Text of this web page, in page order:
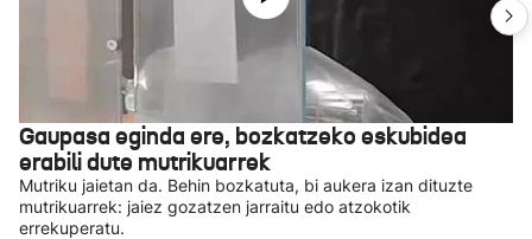
Gaupasa eginda ere, bozkatzeko eskubidea
erabili dute mutrikuarrek
Mutriku jaietan da. Behin bozkatuta, bi aukera izan dituzte
mutrikuarrek: jaiez gozatzen jarraitu edo atzokotik
errekuperatu.